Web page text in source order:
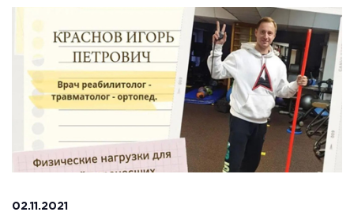
02.11.2021